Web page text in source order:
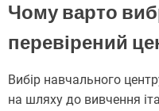
Чому варто
перевірений
Вибір навчального
на шляху до вивчення